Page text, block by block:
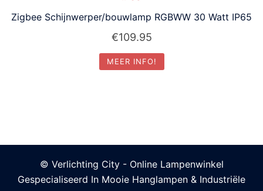
Zigbee Schijnwerper/bouwlamp RGBWW 30 Watt IP65
€109.95
MEER INFO!
© Verlichting City - Online Lampenwinkel
Gespecialiseerd In Mooie Hanglampen & Industriële